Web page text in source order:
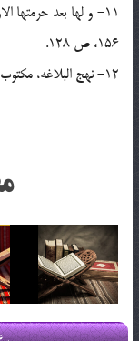
11- و لها بعد حرمتها
156، ص 128.
12- نهج البلاغه، مکتوب 55، ص447.